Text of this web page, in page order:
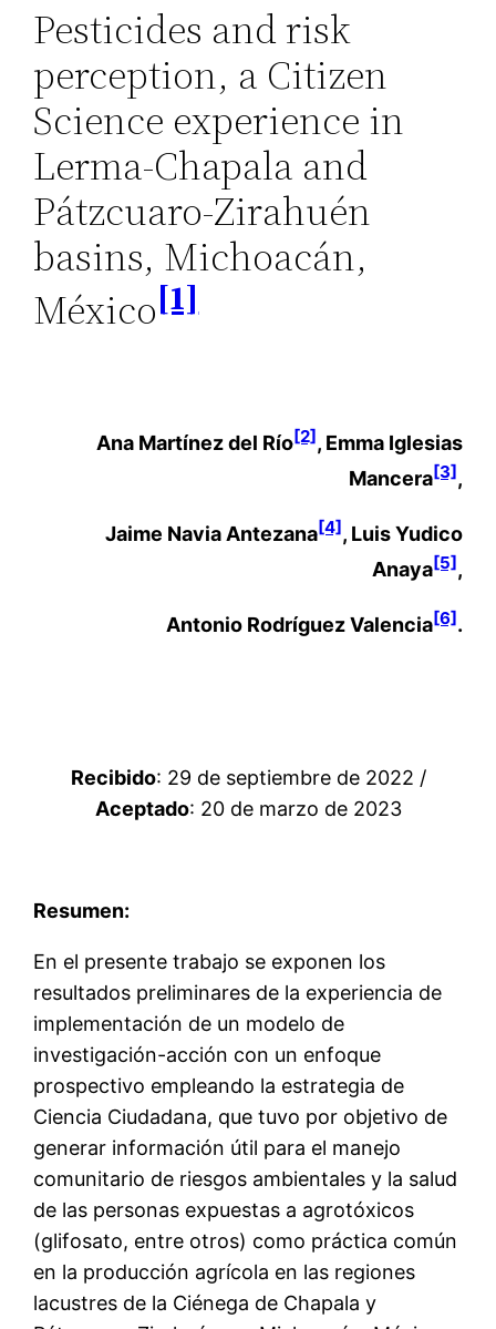
Pesticides and risk
perception, a Citizen
Science experience in
Lerma-Chapala and
Pátzcuaro-Zirahuén
basins, Michoacán,
México[1]
Ana Martínez del Río[2], Emma Iglesias
Mancera[3],
Jaime Navia Antezana[4], Luis Yudico
Anaya[5],
Antonio Rodríguez Valencia[6].
Recibido: 29 de septiembre de 2022 /
Aceptado: 20 de marzo de 2023
Resumen:
En el presente trabajo se exponen los
resultados preliminares de la experiencia de
implementación de un modelo de
investigación-acción con un enfoque
prospectivo empleando la estrategia de
Ciencia Ciudadana, que tuvo por objetivo de
generar información útil para el manejo
comunitario de riesgos ambientales y la salud
de las personas expuestas a agrotóxicos
(glifosato, entre otros) como práctica común
en la producción agrícola en las regiones
lacustres de la Ciénega de Chapala y